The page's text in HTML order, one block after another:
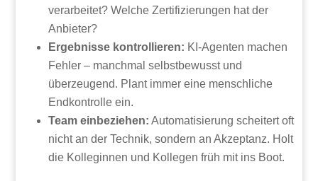
verarbeitet? Welche Zertifizierungen hat der
Anbieter?
Ergebnisse kontrollieren: KI-Agenten machen
Fehler – manchmal selbstbewusst und
überzeugend. Plant immer eine menschliche
Endkontrolle ein.
Team einbeziehen: Automatisierung scheitert oft
nicht an der Technik, sondern an Akzeptanz. Holt
die Kolleginnen und Kollegen früh mit ins Boot.